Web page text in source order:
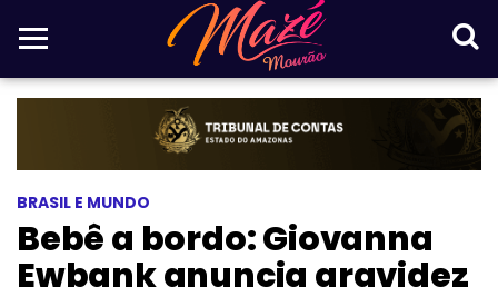
BRASIL E MUNDO
Bebê a bordo: Giovanna
Ewbank anuncia gravidez